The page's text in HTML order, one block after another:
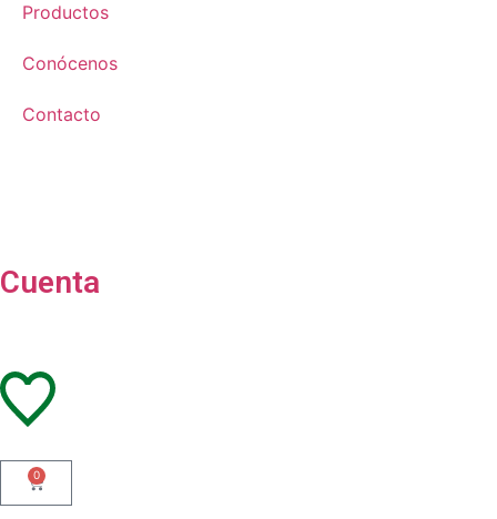
Productos
Conócenos
Contacto
Cuenta
0